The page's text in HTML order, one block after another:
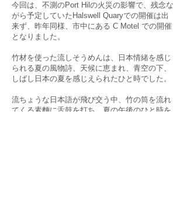
今回は、不測のPort Hilの火災の影響で、残念な
がら予定していたHalswell Quaryでの開催は出
来ず、昨年同様、市中にある C Motel での開催
となりました。
竹材を使った流しそうめんは、日本情緒を感じ
られる夏の風物詩、天候に恵まれ、青空の下、
しばし日本の夏を感じえられたひと時でした。
流ちょうな日本語が飛び交う中、竹の筒を流れ
てくる素麵に舌鼓を打ち、夏の午後のひと時を